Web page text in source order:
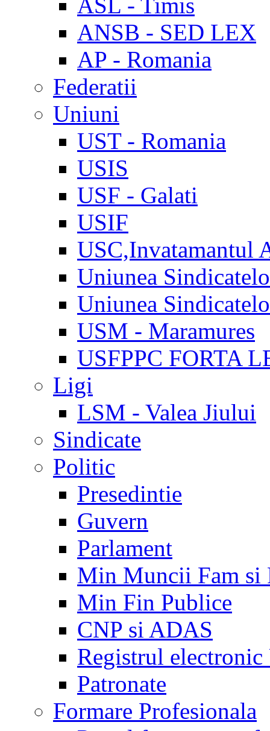
ANSB - SED LEX
AP - Romania
Federatii
Uniuni
UST - Romania
USIS
USF - Galati
USIF
USC,Invatamantul
Uniunea
Uniunea
USM - Maramures
USFPPC FORTA
Ligi
LSM - Valea Jiului
Sindicate
Politic
Presedintie
Guvern
Parlament
Min Muncii Fam si
Min Fin Publice
CNP si ADAS
Registrul electronic
Patronate
Formare Profesionala